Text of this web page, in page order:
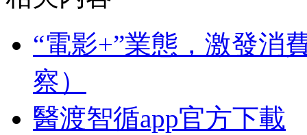
“電影+”業態，激發消
察）
醫渡智循app官方下載